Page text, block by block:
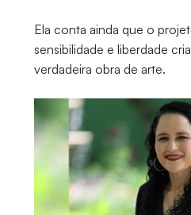
Ela conta ainda que o
sensibilidade e liberdade
verdadeira obra de arte.